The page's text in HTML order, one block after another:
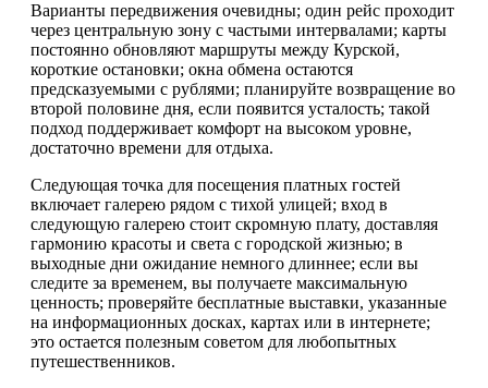
Варианты передвижения очевидны; один рейс проходит
через центральную зону с частыми интервалами; карты
постоянно обновляют маршруты между Курской,
короткие остановки; окна обмена остаются
предсказуемыми с рублями; планируйте возвращение во
второй половине дня, если появится усталость; такой
подход поддерживает комфорт на высоком уровне,
достаточно времени для отдыха.
Следующая точка для посещения платных гостей
включает галерею рядом с тихой улицей; вход в
следующую галерею стоит скромную плату, доставляя
гармонию красоты и света с городской жизнью; в
выходные дни ожидание немного длиннее; если вы
следите за временем, вы получаете максимальную
ценность; проверяйте бесплатные выставки, указанные
на информационных досках, картах или в интернете;
это остается полезным советом для любопытных
путешественников.